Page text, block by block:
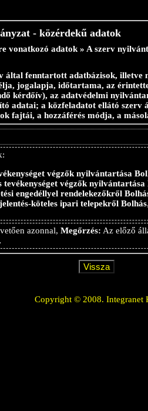
- közérdekű adatok
vonatkozó adatok » A szerv
által fenntartott adatbázisok,
jogalapja, időtartama, az
kérdőív), az adatvédelmi
adatai; a közfeladatot ellátó szerv
fajtái, a hozzáférés módja, a
végzők nyilvántartása
tevékenységet végzők nyilvántartása
engedéllyel rendelekezőkről
köteles ipari telepekről Bolhás
azonnal, Megőrzés: Az előző
Copyright © 2008. Integranet